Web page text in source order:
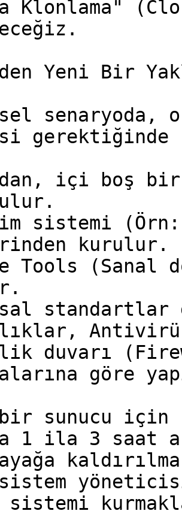
Klonlama"
Yeni Bir
senaryoda,
içi boş bir
sistemi (Örn:
kurulur.
Tools (Sanal
standartlar
duvarı
göre
sunucu için
1 ila 3 saat